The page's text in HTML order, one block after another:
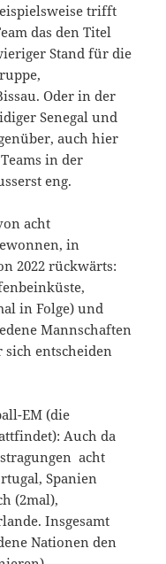
trifft
das den Titel
Stand für die
Oder in der
Senegal und
auch hier
in der
eng.
acht
in
2022 rückwärts:
in Folge) und
Mannschaften
entscheiden
EM (die
Auch da
acht
Spanien
(2mal),
Insgesamt
Nationen den